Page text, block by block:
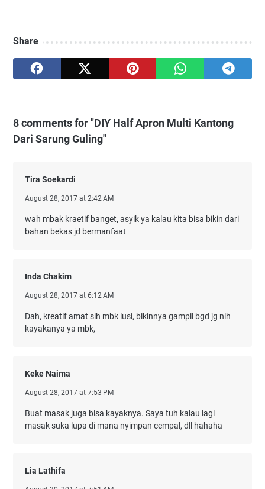
Share
8 comments for "DIY Half Apron Multi Kantong
Dari Sarung Guling"
Tira Soekardi
August 28, 2017 at 2:42 AM
wah mbak kraetif banget, asyik ya kalau kita bisa bikin dari
bahan bekas jd bermanfaat
Inda Chakim
August 28, 2017 at 6:12 AM
Dah, kreatif amat sih mbk lusi, bikinnya gampil bgd jg nih
kayakanya ya mbk,
Keke Naima
August 28, 2017 at 7:53 PM
Buat masak juga bisa kayaknya. Saya tuh kalau lagi
masak suka lupa di mana nyimpan cempal, dll hahaha
Lia Lathifa